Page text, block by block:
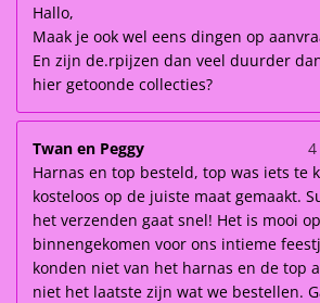
Hallo,
Maak je ook wel eens dingen op
En zijn de.rpijzen dan veel duurder
hier getoonde collecties?
Twan en Peggy
Harnas en top besteld, top was iets te
kosteloos op de juiste maat gemaakt.
het verzenden gaat snel! Het is mooi
binnengekomen voor ons intieme
konden niet van het harnas en de top
niet het laatste zijn wat we bestellen.